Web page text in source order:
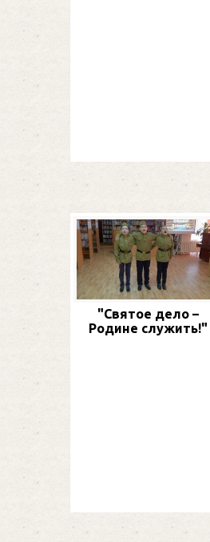
"Святое дело –
Родине служить!"